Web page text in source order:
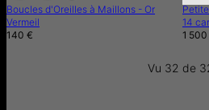
Boucles d'Oreilles à Maillons - Or
Vermeil
140 €
14
1
Vu 32 de